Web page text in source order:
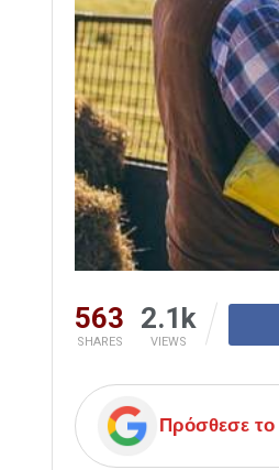
563
SHARES
2.1k
VIEWS
Πρόσθεσε το